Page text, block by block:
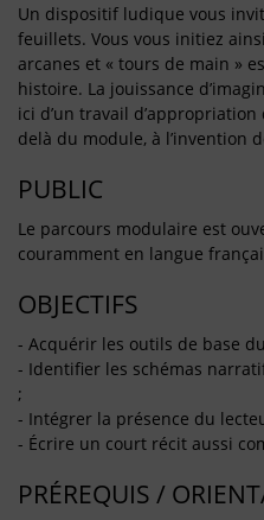
Un dispositif ludique vous
feuillets. Vous vous initiez
arcanes et « tours de main »
histoire. La jouissance
ici d’un travail
delà du module, à l’invention
PUBLIC
Le parcours modulaire est
couramment en langue
OBJECTIFS
- Acquérir les outils de base
- Identifier les schémas
;
- Intégrer la présence du
- Écrire un court récit aussi
PRÉREQUIS /